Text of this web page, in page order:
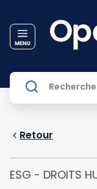
Retour
ESG - DROITS